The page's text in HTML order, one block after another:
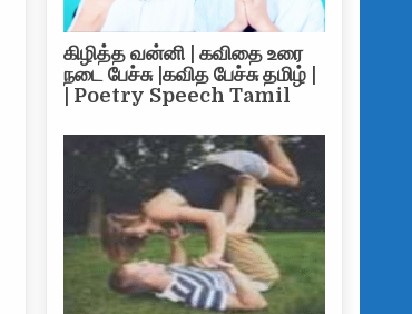
கிழித்த வன்னி | கவிதை உரை
நடை பேச்சு |கவித பேச்சு தமிழ் |
| Poetry Speech Tamil